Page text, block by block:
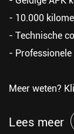
- 10.000
- Technische
-
Meer weten?
Lees meer